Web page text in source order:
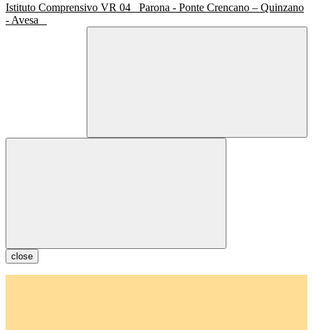
Istituto Comprensivo VR 04
Parona - Ponte Crencano – Quinzano
- Avesa
close